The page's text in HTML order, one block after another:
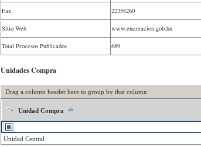
Fax 22358260
Sitio Web www.encreacion.gob.hn
Total Procesos Publicados 689
Unidades Compra
Drag a column header here to group by that column
Unidad Compra
Unidad Central